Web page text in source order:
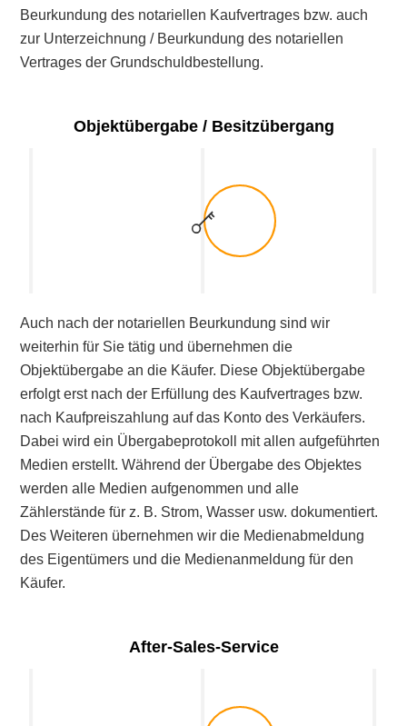
Beurkundung des notariellen Kaufvertrages bzw. auch
zur Unterzeichnung / Beurkundung des notariellen
Vertrages der Grundschuldbestellung.
Objektübergabe / Besitzübergang
Auch nach der notariellen Beurkundung sind wir
weiterhin für Sie tätig und übernehmen die
Objektübergabe an die Käufer. Diese Objektübergabe
erfolgt erst nach der Erfüllung des Kaufvertrages bzw.
nach Kaufpreiszahlung auf das Konto des Verkäufers.
Dabei wird ein Übergabeprotokoll mit allen aufgeführten
Medien erstellt. Während der Übergabe des Objektes
werden alle Medien aufgenommen und alle
Zählerstände für z. B. Strom, Wasser usw. dokumentiert.
Des Weiteren übernehmen wir die Medienabmeldung
des Eigentümers und die Medienanmeldung für den
Käufer.
After-Sales-Service